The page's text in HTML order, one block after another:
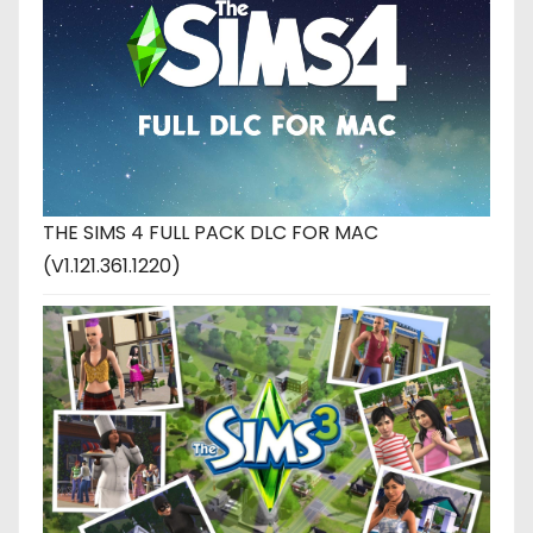
THE SIMS 4 FULL PACK DLC FOR MAC
(V1.121.361.1220)